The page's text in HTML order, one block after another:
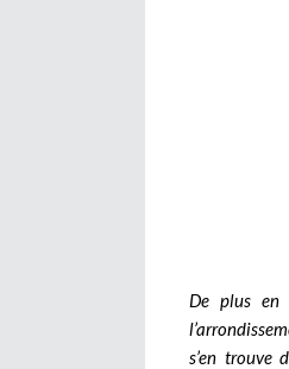
De plus en
s’en trouve